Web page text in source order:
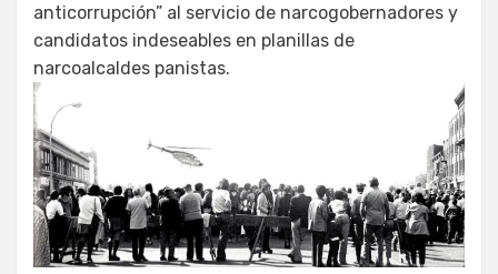
anticorrupción” al servicio de narcogobernadores y
candidatos indeseables en planillas de
narcoalcaldes panistas.